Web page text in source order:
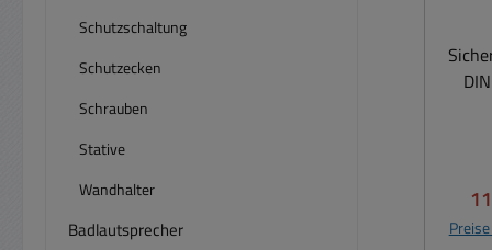
Schutzschaltung
Schutzecken
Schrauben
Stative
Wandhalter
Badlautsprecher
(Form